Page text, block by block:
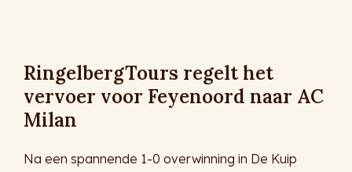
RingelbergTours regelt het
vervoer voor Feyenoord naar AC
Milan
Na een spannende 1-0 overwinning in De Kuip